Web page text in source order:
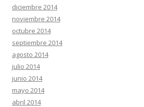
diciembre 2014
noviembre 2014
octubre 2014
septiembre 2014
agosto 2014
julio 2014
junio 2014
mayo 2014
abril 2014